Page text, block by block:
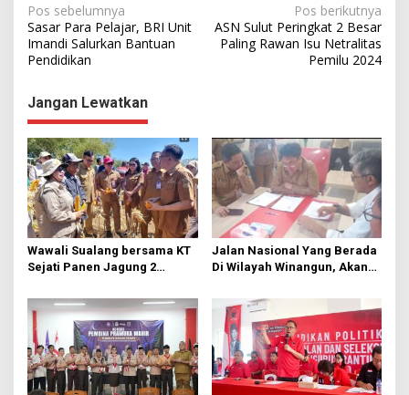
N
a
v
i
g
a
s
i
p
o
s
Pos sebelumnya
Sasar Para Pelajar, BRI Unit
Imandi Salurkan Bantuan
Pendidikan
Pos berikutnya
ASN Sulut Peringkat 2 Besar
Paling Rawan Isu Netralitas
Pemilu 2024
Jangan Lewatkan
Wawali Sualang bersama KT
Sejati Panen Jagung 2
Jalan Nasional Yang Berada
Di Wilayah Winangun, Akan